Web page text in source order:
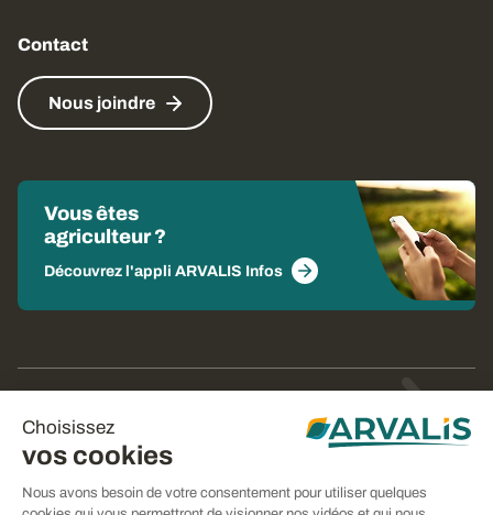
Choisissez
vos cookies
Nous avons besoin de votre consentement pour utiliser quelques
Contact
Nous joindre
Vous êtes
agriculteur ?
Découvrez l'appli ARVALIS Infos
Gestion des cookies